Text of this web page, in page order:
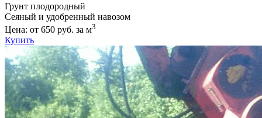
Грунт плодородный
Сеяный и удобренный навозом
Цена: от 650 руб. за м3
Купить